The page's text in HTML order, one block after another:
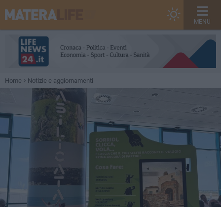
MENU
Home Notizie e aggiornamenti